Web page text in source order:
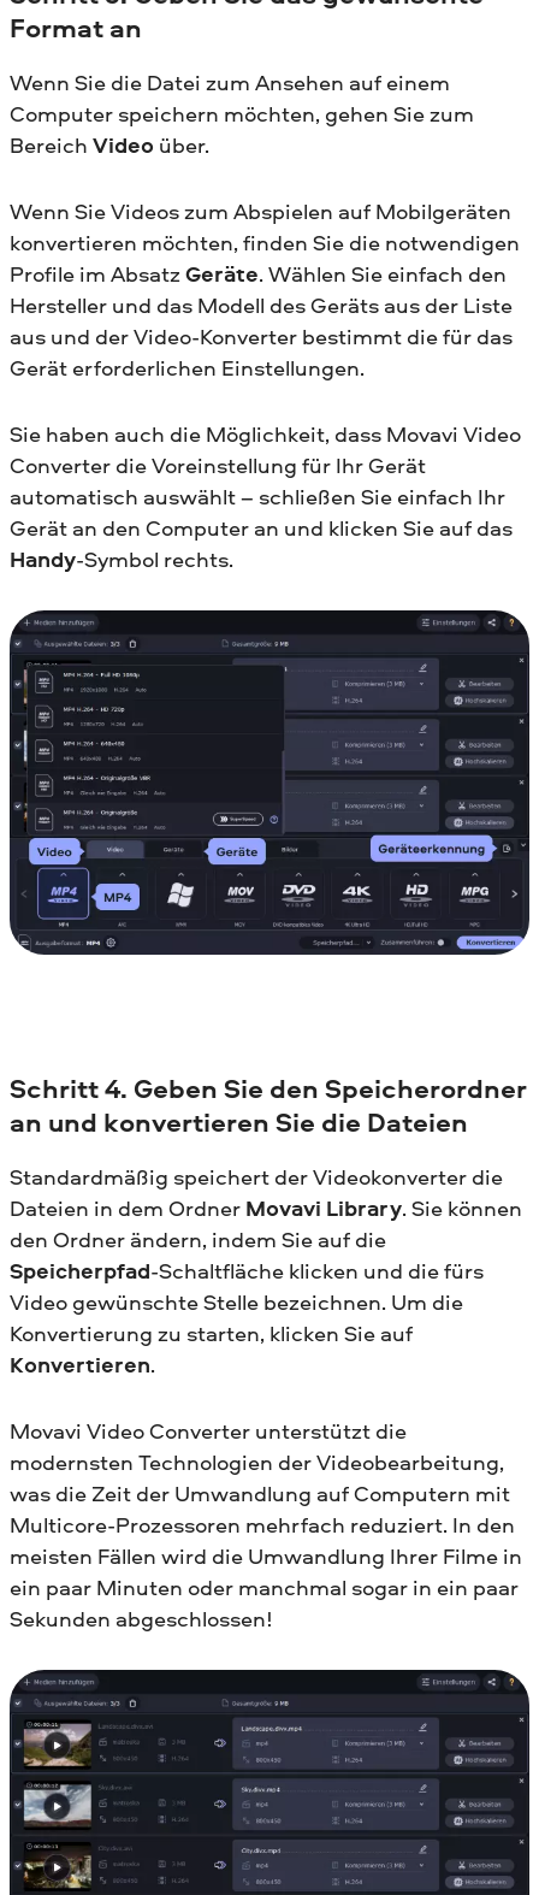
Format an
Wenn Sie die Datei zum Ansehen auf einem
Computer speichern möchten, gehen Sie zum
Bereich Video über.
Wenn Sie Videos zum Abspielen auf Mobilgeräten
konvertieren möchten, finden Sie die notwendigen
Profile im AbsatzGeräte. Wählen Sie einfach den
Hersteller und das Modell des Geräts aus der Liste
aus und der Video-Konverter bestimmt die für das
Gerät erforderlichen Einstellungen.
Sie haben auch die Möglichkeit, dass Movavi Video
Converter die Voreinstellung für Ihr Gerät
automatisch auswählt – schließen Sie einfach Ihr
Gerät an den Computer an und klicken Sie auf das
Handy-Symbol rechts.
Schritt 4. Geben Sie den Speicherordner
an und konvertieren Sie die Dateien
Standardmäßig speichert der Videokonverter die
Dateien in dem Ordner Movavi Library. Sie können
den Ordner ändern, indem Sie auf die
Speicherpfad-Schaltfläche klicken und die fürs
Video gewünschte Stelle bezeichnen. Um die
Konvertierung zu starten, klicken Sie auf
Konvertieren.
Movavi Video Converter unterstützt die
modernsten Technologien der Videobearbeitung,
was die Zeit der Umwandlung auf Computern mit
Multicore-Prozessoren mehrfach reduziert. In den
meisten Fällen wird die Umwandlung Ihrer Filme in
ein paar Minuten oder manchmal sogar in ein paar
Sekunden abgeschlossen!